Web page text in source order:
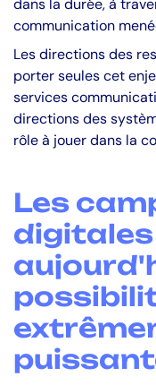
dans la durée, à
communication
Les directions des
porter seules cet
services
directions des
rôle à jouer dans la
Les